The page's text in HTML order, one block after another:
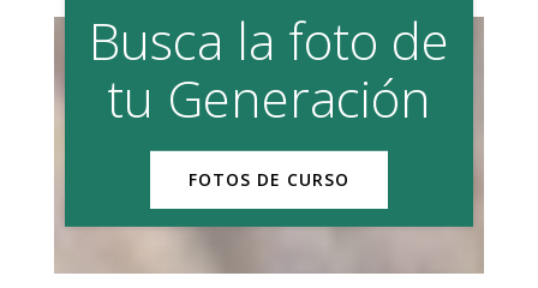
Busca la foto de
tu Generación
FOTOS DE CURSO